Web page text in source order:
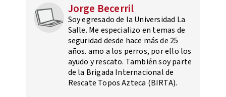
Jorge Becerril
Soy egresado de la Universidad La
Salle. Me especializo en temas de
seguridad desde hace más de 25
años. amo a los perros, por ello los
ayudo y rescato. También soy parte
de la Brigada Internacional de
Rescate Topos Azteca (BIRTA).